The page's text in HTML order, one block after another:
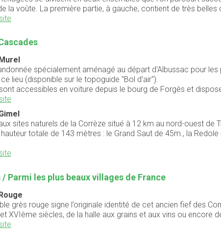
la voûte. La première partie, à gauche, contient de très
spécialement aménagé au départ d'Albussac pour
lieu (disponible sur le topoguide "Bol d'air").
accessibles en voiture depuis le bourg de Forgès et
sites naturels de la Corrèze situé à 12 km au nord-ouest
totale de 143 mètres : le Grand Saut de 45m., la
Parmi les plus beaux villages de France
grès rouge signe l’originale identité de cet ancien fief des
XVIème siècles, de la halle aux grains et aux vins ou encore de